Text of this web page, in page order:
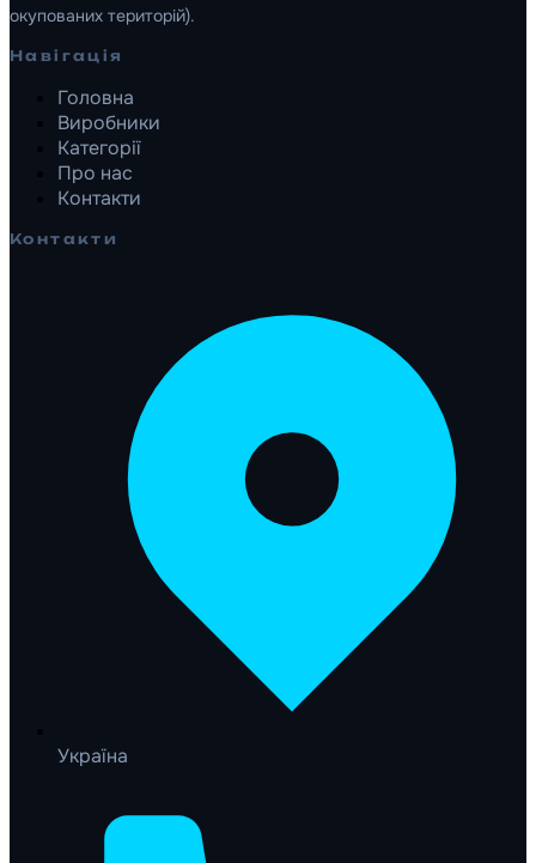
окупованих територій).
Навігація
Головна
Виробники
Категорії
Про нас
Контакти
Контакти
Україна